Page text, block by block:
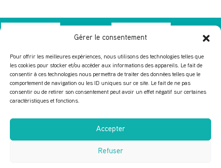
Gérer le consentement
Pour offrir les meilleures expériences, nous utilisons des technologies telles que
les cookies pour stocker et/ou accéder aux informations des appareils. Le fait de
consentir à ces technologies nous permettra de traiter des données telles que le
comportement de navigation ou les ID uniques sur ce site. Le fait de ne pas
consentir ou de retirer son consentement peut avoir un effet négatif sur certaines
caractéristiques et fonctions.
Accepter
Refuser
LES MAISONS DU
PONT
SOUVENIR
D’ANTAN
ÉDITION 2026
DISPONIBLE SUR LES STORES